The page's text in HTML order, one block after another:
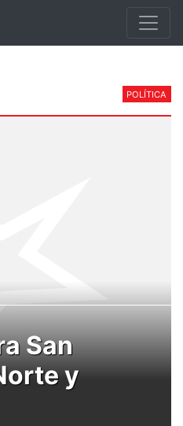
POLÍTICA
San
y